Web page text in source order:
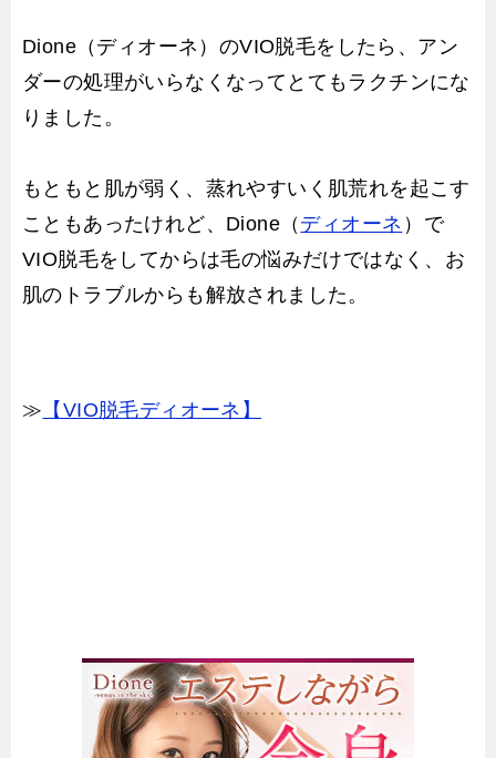
Dione（ディオーネ）のVIO脱毛をしたら、アン
ダーの処理がいらなくなってとてもラクチンにな
りました。
もともと肌が弱く、蒸れやすいく肌荒れを起こす
こともあったけれど、Dione（ ディオーネ ）で
VIO脱毛をしてからは毛の悩みだけではなく、お
肌のトラブルからも解放されました。
≫ 【VIO脱毛ディオーネ】